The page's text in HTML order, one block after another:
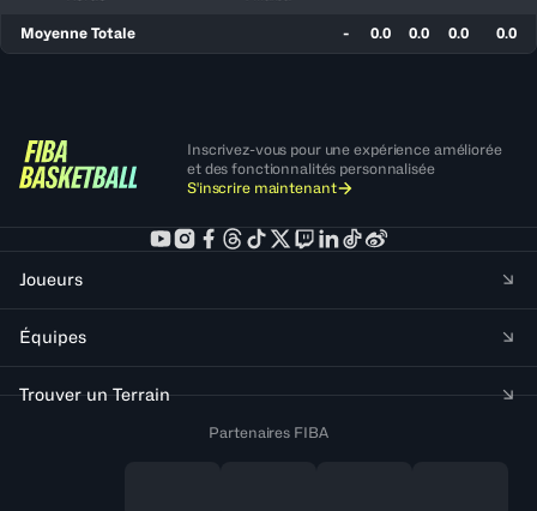
Moyenne Totale - 0.0 0.0 0.0 0.0
Inscrivez-vous pour une expérience améliorée
et des fonctionnalités personnalisée
S'inscrire maintenant
Joueurs
Équipes
Trouver un Terrain
Partenaires FIBA